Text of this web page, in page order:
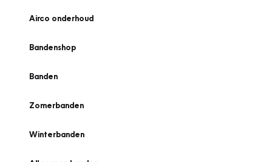
Airco onderhoud
Bandenshop
Banden
Zomerbanden
Winterbanden